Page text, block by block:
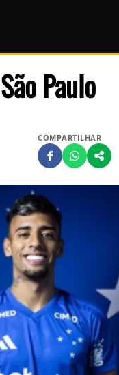
Paulo
COMPARTILHAR